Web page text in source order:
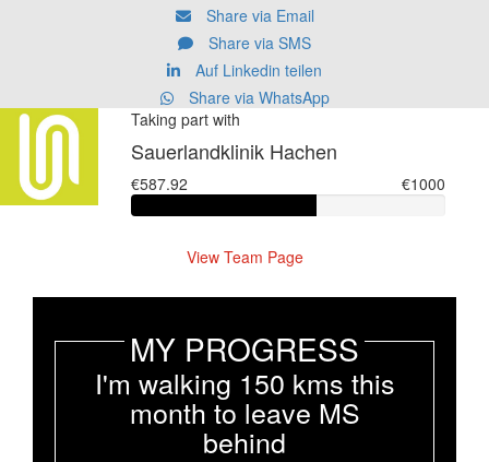
Share via Email
Share via SMS
Auf Linkedin teilen
Share via WhatsApp
Taking part with
Sauerlandklinik Hachen
€587.92 €1000
View Team Page
MY PROGRESS
I'm walking 150 kms this
month to leave MS
behind